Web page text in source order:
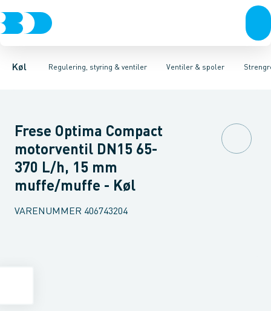
Køl Regulering, styring & ventiler
KompressorerKondenseringsaggregaterFordampere
Ventiler & spoler
Pressostater & termostaterSensorer & transmitterer
Magnetventiler til vandMagnetventiler til kølemiddel
Frese Optima Compact
motorventil DN15 65-
370 L/h, 15 mm
muffe/muffe - Køl
VARENUMMER 406743204